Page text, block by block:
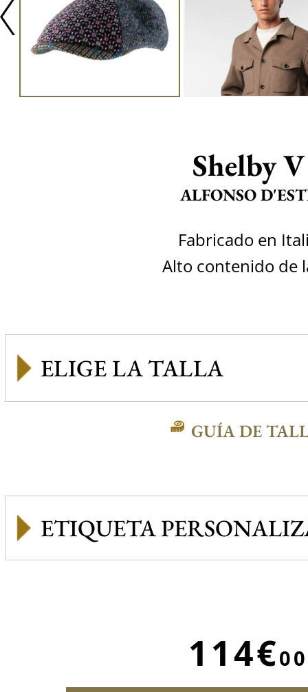
Shelby V
ALFONSO
Fabricado en
Alto contenido de
GUÍA DE
ETIQUETA
114€00